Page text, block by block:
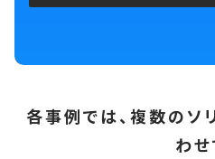
各事例では、複数のソ
わせ